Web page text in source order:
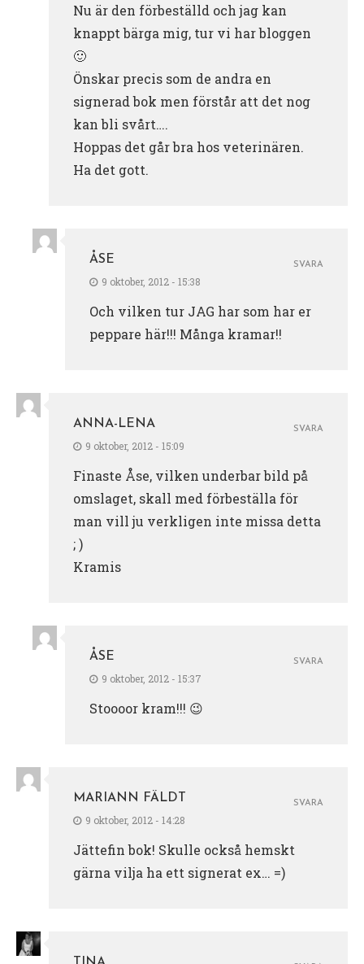
Nu är den förbeställd och jag kan
knappt bärga mig, tur vi har bloggen
🙂
Önskar precis som de andra en
signerad bok men förstår att det nog
kan bli svårt….
Hoppas det går bra hos veterinären.
Ha det gott.
ÅSE
9 oktober, 2012 - 15:38
Och vilken tur JAG har som har er
peppare här!!! Många kramar!!
SVARA
ANNA-LENA
9 oktober, 2012 - 15:09
Finaste Åse, vilken underbar bild på
omslaget, skall med förbeställa för
man vill ju verkligen inte missa detta
; )
Kramis
SVARA
ÅSE
9 oktober, 2012 - 15:37
Stoooor kram!!! 😉
SVARA
MARIANN FÄLDT
9 oktober, 2012 - 14:28
Jättefin bok! Skulle också hemskt
gärna vilja ha ett signerat ex… =)
SVARA